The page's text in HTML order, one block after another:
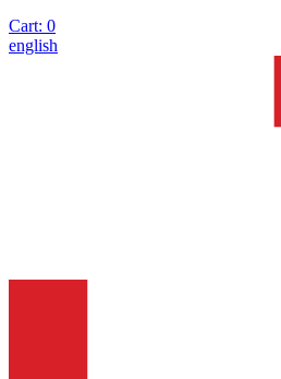
Cart: 0
english